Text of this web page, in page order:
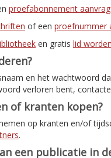
proefabonnement
of een proefnummer
en gratis lid worden
en het wachtwoord
verloren bent,
of kranten kopen?
op kranten en/of
.
een publicatie in